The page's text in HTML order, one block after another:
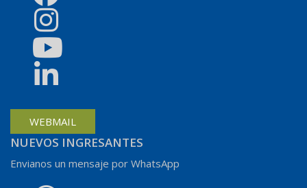
WEBMAIL
NUEVOS INGRESANTES
Envianos un mensaje por WhatsApp